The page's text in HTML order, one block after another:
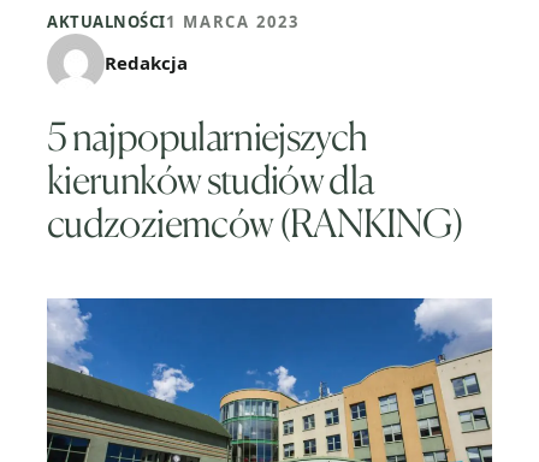
AKTUALNOŚCI1 MARCA 2023
Redakcja
5 najpopularniejszych
kierunków studiów dla
cudzoziemców (RANKING)